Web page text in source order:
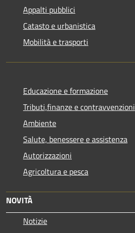
Appalti pubblici
Catasto e urbanistica
Mobilità e trasporti
Educazione e formazione
Tributi,finanze e contravvenzioni
Ambiente
Salute, benessere e assistenza
Autorizzazioni
Agricoltura e pesca
NOVITÀ
Notizie